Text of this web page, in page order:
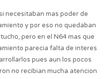
necesitaban mas poder de
y por eso no quedaban
pero en el N64 mas que
parecia falta de interes
pues aun los pocos
no recibian mucha atencion